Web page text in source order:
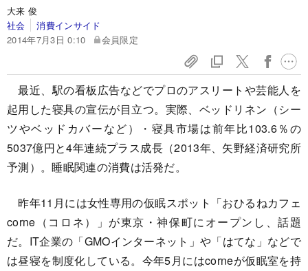
大来 俊
社会
消費インサイド
2014年7月3日 0:10
会員限定
最近、駅の看板広告などでプロのアスリートや芸能人を
起用した寝具の宣伝が目立つ。実際、ベッドリネン（シー
ツやベッドカバーなど）・寝具市場は前年比103.6％の
5037億円と4年連続プラス成長（2013年、矢野経済研究所
予測）。睡眠関連の消費は活発だ。
昨年11月には女性専用の仮眠スポット「おひるねカフェ
corne（コロネ）」が東京・神保町にオープンし、話題
だ。IT企業の「GMOインターネット」や「はてな」などで
は昼寝を制度化している。今年5月にはcorneが仮眠室を持